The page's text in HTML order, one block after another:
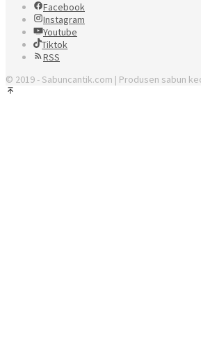
Facebook
Instagram
Youtube
Tiktok
RSS
© 2019 - Sabuncantik.com | Produsen sabun